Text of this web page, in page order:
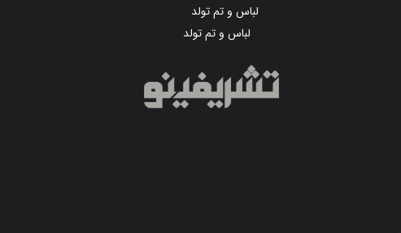
لباس و تم تولد
لباس و تم تولد